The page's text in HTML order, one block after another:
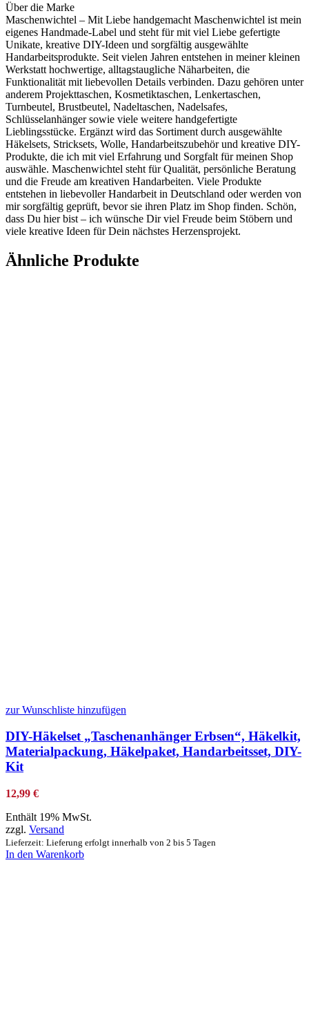
Über die Marke
Maschenwichtel – Mit Liebe handgemacht Maschenwichtel ist mein
eigenes Handmade-Label und steht für mit viel Liebe gefertigte
Unikate, kreative DIY-Ideen und sorgfältig ausgewählte
Handarbeitsprodukte. Seit vielen Jahren entstehen in meiner kleinen
Werkstatt hochwertige, alltagstaugliche Näharbeiten, die
Funktionalität mit liebevollen Details verbinden. Dazu gehören unter
anderem Projekttaschen, Kosmetiktaschen, Lenkertaschen,
Turnbeutel, Brustbeutel, Nadeltaschen, Nadelsafes,
Schlüsselanhänger sowie viele weitere handgefertigte
Lieblingsstücke. Ergänzt wird das Sortiment durch ausgewählte
Häkelsets, Stricksets, Wolle, Handarbeitszubehör und kreative DIY-
Produkte, die ich mit viel Erfahrung und Sorgfalt für meinen Shop
auswähle. Maschenwichtel steht für Qualität, persönliche Beratung
und die Freude am kreativen Handarbeiten. Viele Produkte
entstehen in liebevoller Handarbeit in Deutschland oder werden von
mir sorgfältig geprüft, bevor sie ihren Platz im Shop finden. Schön,
dass Du hier bist – ich wünsche Dir viel Freude beim Stöbern und
viele kreative Ideen für Dein nächstes Herzensprojekt.
Ähnliche Produkte
zur Wunschliste hinzufügen
DIY-Häkelset „Taschenanhänger Erbsen“, Häkelkit,
Materialpackung, Häkelpaket, Handarbeitsset, DIY-
Kit
12,99 €
Enthält 19% MwSt.
zzgl. Versand
Lieferzeit: Lieferung erfolgt innerhalb von 2 bis 5 Tagen
In den Warenkorb